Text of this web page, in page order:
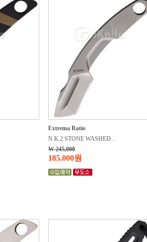
Extrema Ratio
N.K.2 STONE WASHED ..
W 245,000
185,000원